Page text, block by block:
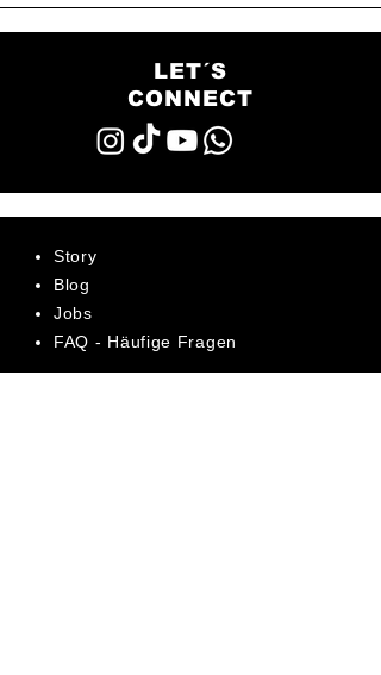
LET´S
CONNECT
Story
Blog
Jobs
FAQ - Häufige Fragen